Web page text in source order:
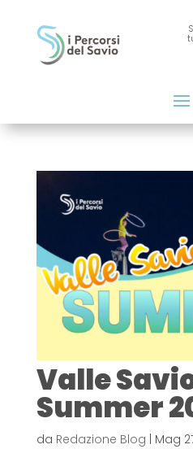
Valle
Summer
da Redazione Blog Mag